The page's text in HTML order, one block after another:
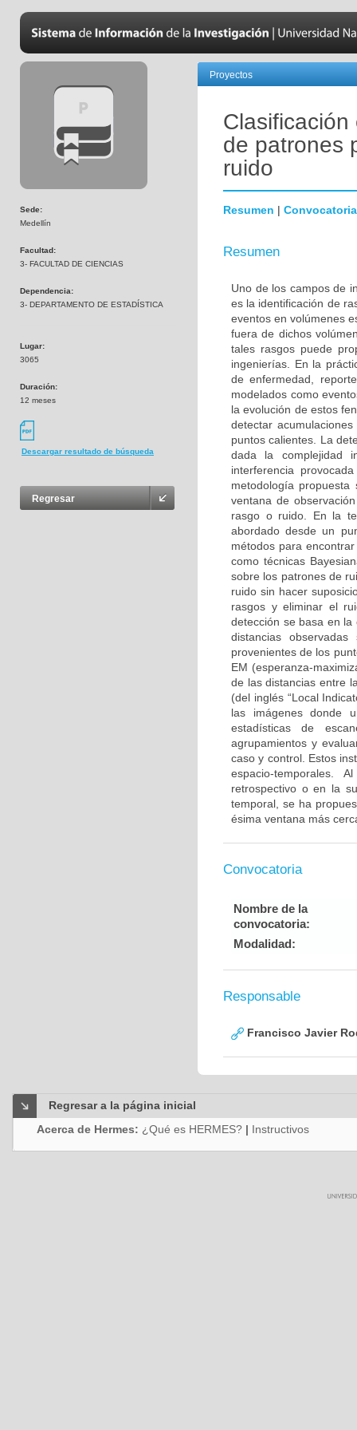
Sede:
Medellín
Facultad:
3- FACULTAD DE CIENCIAS
Dependencia:
3- DEPARTAMENTO DE ESTADÍSTICA
Lugar:
3065
Duración:
12 meses
Descargar resultado de búsqueda
Regresar
Proyectos
de patrones
ruido
Resumen | Convocatoria
Resumen
Uno de los campos de
es la identificación de
eventos en volúmenes
fuera de dichos
tales rasgos puede
ingenierías. En la
de enfermedad,
modelados como
la evolución de estos
detectar
puntos calientes. La
dada la complejidad
interferencia
metodología
ventana de
rasgo o ruido. En la
abordado desde un
métodos para
como técnicas
sobre los patrones de
ruido sin hacer
rasgos y eliminar el
detección se basa en
distancias
provenientes de los
EM (esperanza-
de las distancias entre
(del inglés “Local
las imágenes donde
estadísticas de
agrupamientos y
caso y control. Estos
espacio-temporales.
retrospectivo o en la
temporal, se ha
ésima ventana más
Convocatoria
Nombre de la
convocatoria:
Modalidad:
Responsable
Francisco Javier
Regresar a la página inicial
Acerca de Hermes: ¿Qué es HERMES? | Instructivos